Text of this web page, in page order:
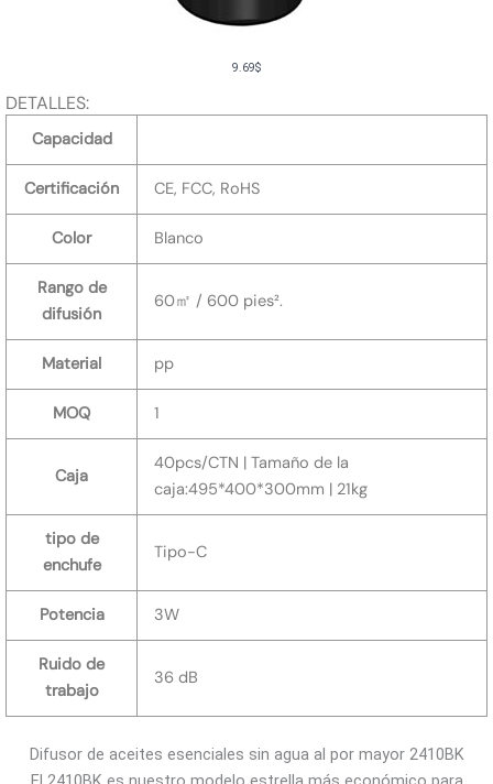
9.69$
DETALLES:
Capacidad
Certificación CE, FCC, RoHS
Color Blanco
Rango de
difusión
60㎡ / 600 pies².
Material pp
MOQ 1
Caja
40pcs/CTN | Tamaño de la
caja:495*400*300mm | 21kg
tipo de
enchufe
Tipo-C
Potencia 3W
Ruido de
trabajo
36 dB
Difusor de aceites esenciales sin agua al por mayor 2410BK